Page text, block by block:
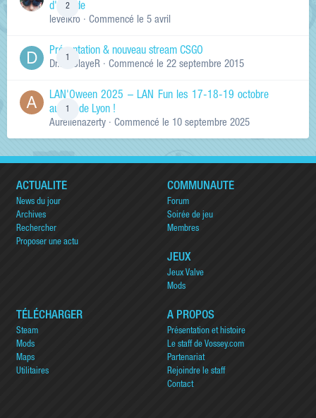
2
d'arcade
levelkro · Commencé le 5 avril
Présentation & nouveau stream CSGO
Dr.KinSlayeR · Commencé le 22 septembre 2015
LAN'Oween 2025 – LAN Fun les 17-18-19 octobre
au sud de Lyon !
Aurelienazerty · Commencé le 10 septembre 2025
ACTUALITÉ
News du jour
Archives
Rechercher
Proposer une actu
COMMUNAUTÉ
Forum
Soirée de jeu
Membres
JEUX
Jeux Valve
Mods
TÉLÉCHARGER
Steam
Mods
Maps
Utilitaires
A PROPOS
Présentation et histoire
Le staff de Vossey.com
Partenariat
Rejoindre le staff
Contact